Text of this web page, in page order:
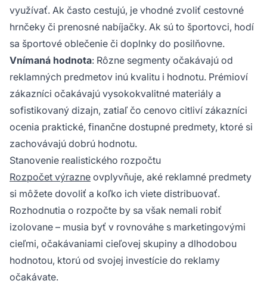
využívať. Ak často cestujú, je vhodné zvoliť cestovné
hrnčeky či prenosné nabíjačky. Ak sú to športovci, hodí
sa športové oblečenie či doplnky do posilňovne.
Vnímaná hodnota: Rôzne segmenty očakávajú od
reklamných predmetov inú kvalitu i hodnotu. Prémioví
zákazníci očakávajú vysokokvalitné materiály a
sofistikovaný dizajn, zatiaľ čo cenovo citliví zákazníci
ocenia praktické, finančne dostupné predmety, ktoré si
zachovávajú dobrú hodnotu.
Stanovenie realistického rozpočtu
Rozpočet výrazne ovplyvňuje, aké reklamné predmety
si môžete dovoliť a koľko ich viete distribuovať.
Rozhodnutia o rozpočte by sa však nemali robiť
izolovane – musia byť v rovnováhe s marketingovými
cieľmi, očakávaniami cieľovej skupiny a dlhodobou
hodnotou, ktorú od svojej investície do reklamy
očakávate.